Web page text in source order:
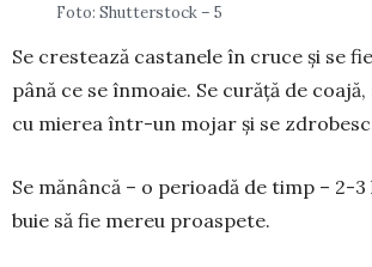
Foto: Shutterstock – 5
Se crestează castanele în cru­­ce și se
până ce se înmoaie. Se cură­ță de
cu mierea într-un mo­jar și se
Se mănâncă – o perioadă de timp –
buie să fie mereu proaspete.